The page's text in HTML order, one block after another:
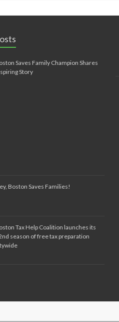
Saves Family Champion Shares
Story
Boston Saves Families!
Tax Help Coalition launches its
season of free tax preparation